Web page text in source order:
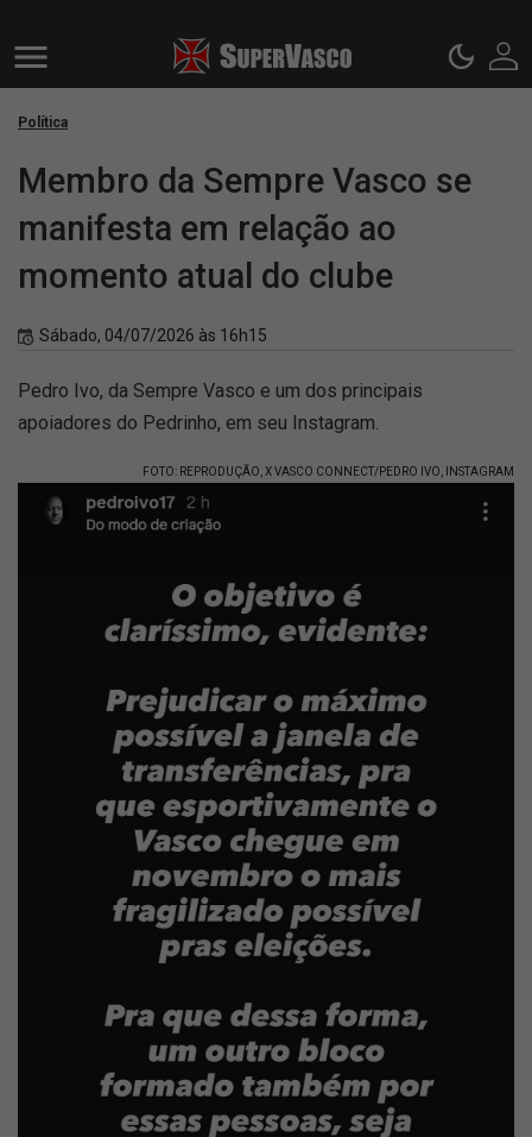
Política
Membro da Sempre Vasco se
manifesta em relação ao
momento atual do clube
Sábado, 04/07/2026 às 16h15
Pedro Ivo, da Sempre Vasco e um dos principais
apoiadores do Pedrinho, em seu Instagram.
FOTO: REPRODUÇÃO, X VASCO CONNECT/PEDRO IVO, INSTAGRAM